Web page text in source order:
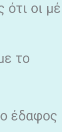
οι μέ
το
έδαφος